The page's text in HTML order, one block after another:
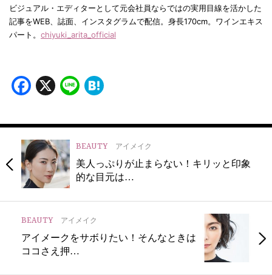
ビジュアル・エディターとして元会社員ならではの実用目線を活かした
記事をWEB、誌面、インスタグラムで配信。身長170cm。ワインエキス
パート。 chiyuki_arita_official
Facebook
X Line
BEAUTY アイメイク
美人っぷりが止まらない！キリッと印象
的な目元は…
BEAUTY アイメイク
アイメークをサボりたい！そんなときは
ココさえ押…